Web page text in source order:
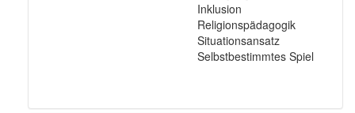
Inklusion
Religionspädagogik
Situationsansatz
Selbstbestimmtes Spiel